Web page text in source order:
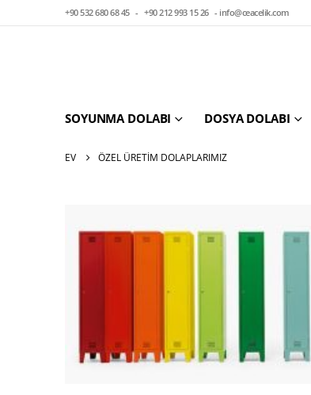
+90 532 680 68 45- +90 212 993 15 26- info@ceacelik.com
SOYUNMA DOLABI DOSYA DOLABI
EV ÖZEL ÜRETIM DOLAPLARIMIZ